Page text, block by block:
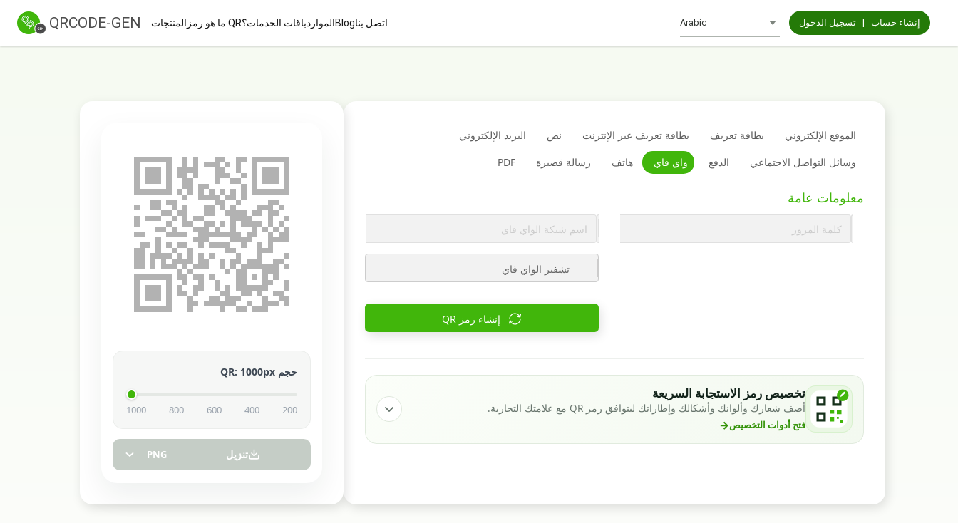
QRCODE-GEN المنتجات ما هو رمز QR؟باقات الخدماتالمواردBlogاتصل بنا إنشاء حساب | تسجيل الدخول
الموقع الإلكتروني بطاقة تعريف بطاقة تعريف عبر الإنترنت نص
البريد الإلكتروني
وسائل التواصل الاجتماعي
الدفع واي فاي هاتف رسالة قصيرة PDF
معلومات عامة
تشفير الواي فاي
إنشاء رمز QR
تخصيص رمز الاستجابة السريعة
أضف شعارك وألوانك وأشكالك وإطاراتك ليتوافق رمز QR مع علامتك التجارية.
فتح أدوات التخصيص→
حجم QR : 1000px
200
400
600
800
1000
تنزيل PNG